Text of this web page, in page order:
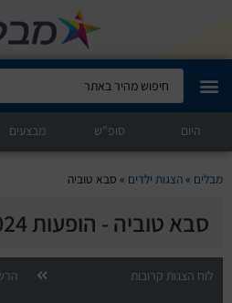
מבלים קלאב
הופעות היום
סטנדאפ
הצגות ילדים
היום סופ"ש מבצעים
מבלים »הצגות ילדים » סבא טוביה
סבא טוביה - הופעות 2024
לוח הצגות קרובות